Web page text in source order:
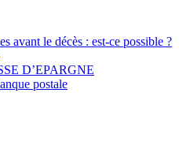
avant le décès : est-ce possible ?
D’EPARGNE
postale